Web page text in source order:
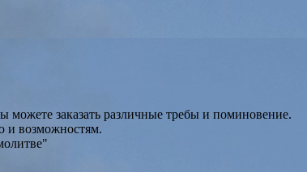
заказать различные требы и поминовение.
и возможностям.